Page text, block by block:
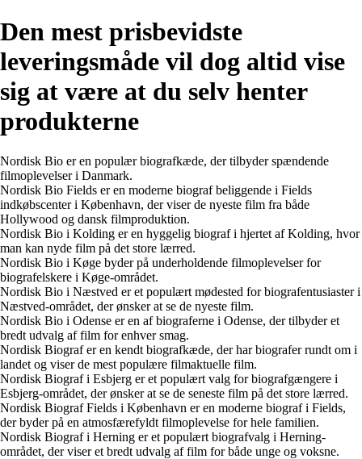
Den mest prisbevidste
leveringsmåde vil dog altid vise
sig at være at du selv henter
produkterne
Nordisk Bio er en populær biografkæde, der tilbyder spændende
filmoplevelser i Danmark.
Nordisk Bio Fields er en moderne biograf beliggende i Fields
indkøbscenter i København, der viser de nyeste film fra både
Hollywood og dansk filmproduktion.
Nordisk Bio i Kolding er en hyggelig biograf i hjertet af Kolding, hvor
man kan nyde film på det store lærred.
Nordisk Bio i Køge byder på underholdende filmoplevelser for
biografelskere i Køge-området.
Nordisk Bio i Næstved er et populært mødested for biografentusiaster i
Næstved-området, der ønsker at se de nyeste film.
Nordisk Bio i Odense er en af biograferne i Odense, der tilbyder et
bredt udvalg af film for enhver smag.
Nordisk Biograf er en kendt biografkæde, der har biografer rundt om i
landet og viser de mest populære filmaktuelle film.
Nordisk Biograf i Esbjerg er et populært valg for biografgængere i
Esbjerg-området, der ønsker at se de seneste film på det store lærred.
Nordisk Biograf Fields i København er en moderne biograf i Fields,
der byder på en atmosfærefyldt filmoplevelse for hele familien.
Nordisk Biograf i Herning er et populært biografvalg i Herning-
området, der viser et bredt udvalg af film for både unge og voksne.